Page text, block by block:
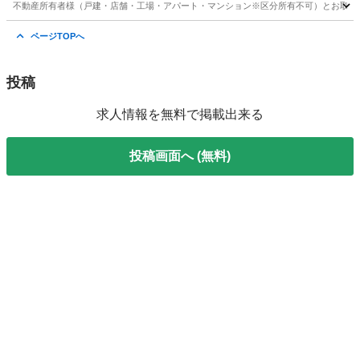
不動産所有者様（戸建・店舗・工場・アパート・マンション※区分所有不可）とお取
ページTOPへ
投稿
求人情報を無料で掲載出来る
投稿画面へ (無料)